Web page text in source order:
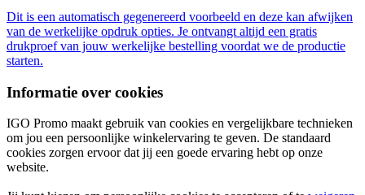
Dit is een automatisch gegenereerd voorbeeld en deze kan afwijken
van de werkelijke opdruk opties. Je ontvangt altijd een gratis
drukproef van jouw werkelijke bestelling voordat we de productie
starten.
Informatie over cookies
IGO Promo maakt gebruik van cookies en vergelijkbare technieken
om jou een persoonlijke winkelervaring te geven. De standaard
cookies zorgen ervoor dat jij een goede ervaring hebt op onze
website.